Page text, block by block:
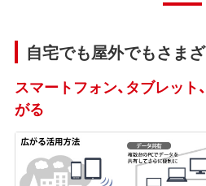
自宅でも屋外でもさま
スマートフォン、タブレット
がる